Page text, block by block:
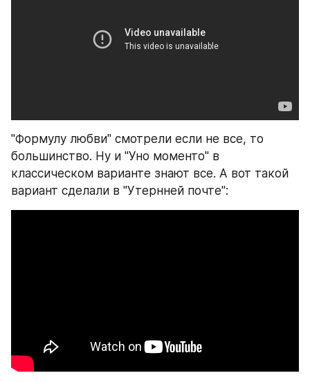
"Формулу любви" смотрели если не все, то
большинство. Ну и "Уно моменто" в
классическом варианте знают все. А вот такой
вариант сделали в "Утернней почте":